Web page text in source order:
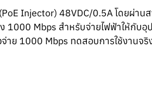
Injector) 48VDC/0.5A โดยผ่าน
ง 1000 Mbps สำหรับจ่ายไฟฟ้าให้กับ
ย 1000 Mbps ทดสอบการใช้งานจริ